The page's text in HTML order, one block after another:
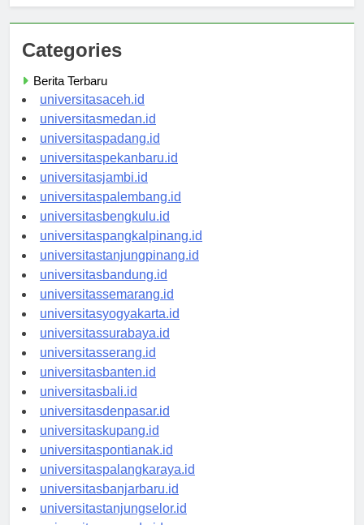
Categories
Berita Terbaru
universitasaceh.id
universitasmedan.id
universitaspadang.id
universitaspekanbaru.id
universitasjambi.id
universitaspalembang.id
universitasbengkulu.id
universitaspangkalpinang.id
universitastanjungpinang.id
universitasbandung.id
universitassemarang.id
universitasyogyakarta.id
universitassurabaya.id
universitasserang.id
universitasbanten.id
universitasbali.id
universitasdenpasar.id
universitaskupang.id
universitaspontianak.id
universitaspalangkaraya.id
universitasbanjarbaru.id